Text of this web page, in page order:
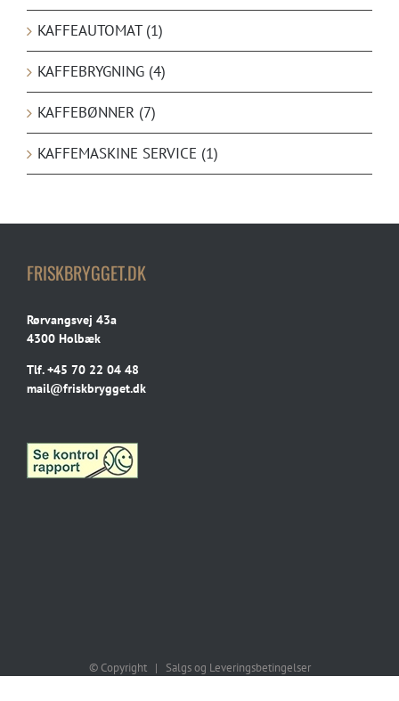
KAFFEAUTOMAT (1)
KAFFEBRYGNING (4)
KAFFEBØNNER (7)
KAFFEMASKINE SERVICE (1)
FRISKBRYGGET.DK
Rørvangsvej 43a
4300 Holbæk
Tlf.+45 70 22 04 48
mail@friskbrygget.dk
© Copyright | Salgs og Leveringsbetingelser